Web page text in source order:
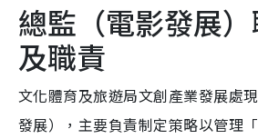
總監（電影發展
及職責
文化體育及旅遊局文創產業發展處
發展），主要負責制定策略以管理